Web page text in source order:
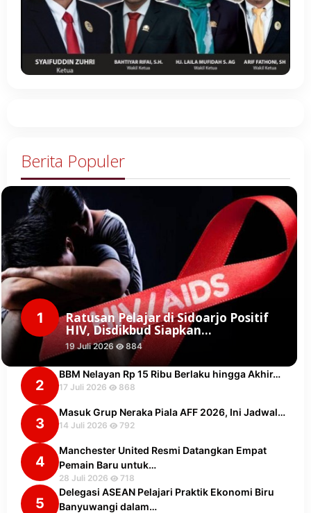
Berita Populer
1 Ratusan Pelajar di Sidoarjo Positif
HIV, Disdikbud Siapkan…
19 Juli 2026 884
2
BBM Nelayan Rp 15 Ribu Berlaku hingga Akhir…
17 Juli 2026 868
3
Masuk Grup Neraka Piala AFF 2026, Ini Jadwal…
14 Juli 2026 792
4
Manchester United Resmi Datangkan Empat
Pemain Baru untuk…
28 Juli 2026 718
5
Delegasi ASEAN Pelajari Praktik Ekonomi Biru
Banyuwangi dalam…